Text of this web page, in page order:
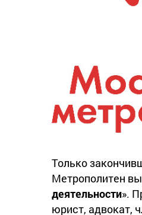
Только
Метрополитен
деятельности».
юрист, адвокат,